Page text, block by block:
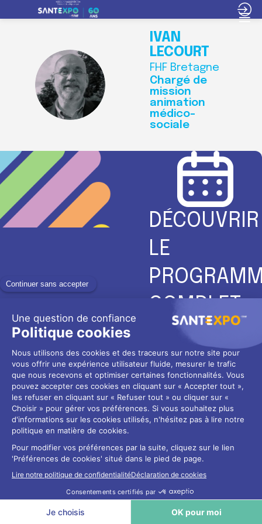
IL
IVAN
LECOURT
FHF Bretagne
Chargé de
mission
animation
médico-
sociale
DÉCOUVRIR
LE
COMPLET
Pour ne rien rater de la
préparation de SantExpo
2025 !
→ Voir le